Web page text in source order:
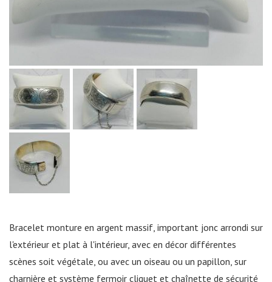
Bracelet monture en argent massif, important jonc arrondi sur
l'extérieur et plat à l'intérieur, avec en décor différentes
scènes soit végétale, ou avec un oiseau ou un papillon, sur
charnière et système fermoir cliquet et chaînette de sécurité